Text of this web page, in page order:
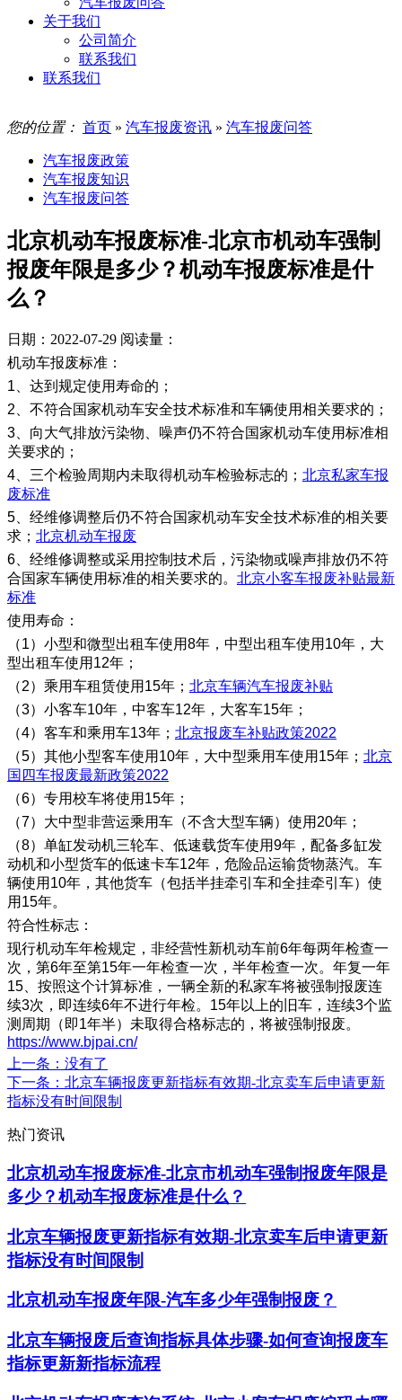
关于我们
公司简介
联系我们
联系我们
您的位置： 首页 » 汽车报废资讯 » 汽车报废问答
汽车报废政策
汽车报废知识
汽车报废问答
北京机动车报废标准-北京市机动车强制
报废年限是多少？机动车报废标准是什
么？
日期：2022-07-29 阅读量：
机动车报废标准：
1、达到规定使用寿命的；
2、不符合国家机动车安全技术标准和车辆使用相关要求的；
3、向大气排放污染物、噪声仍不符合国家机动车使用标准相
关要求的；
4、三个检验周期内未取得机动车检验标志的； 北京私家车报
废标准
5、经维修调整后仍不符合国家机动车安全技术标准的相关要
求； 北京机动车报废
6、经维修调整或采用控制技术后，污染物或噪声排放仍不符
合国家车辆使用标准的相关要求的。 北京小客车报废补贴最新
标准
使用寿命：
（1）小型和微型出租车使用8年，中型出租车使用10年，大
型出租车使用12年；
（2）乘用车租赁使用15年； 北京车辆汽车报废补贴
（3）小客车10年，中客车12年，大客车15年；
（4）客车和乘用车13年； 北京报废车补贴政策2022
（5）其他小型客车使用10年，大中型乘用车使用15年； 北京
国四车报废最新政策2022
（6）专用校车将使用15年；
（7）大中型非营运乘用车（不含大型车辆）使用20年；
（8）单缸发动机三轮车、低速载货车使用9年，配备多缸发
动机和小型货车的低速卡车12年，危险品运输货物蒸汽。车
辆使用10年，其他货车（包括半挂牵引车和全挂牵引车）使
用15年。
符合性标志：
现行机动车年检规定，非经营性新机动车前6年每两年检查一
次，第6年至第15年一年检查一次，半年检查一次。年复一年
15、按照这个计算标准，一辆全新的私家车将被强制报废连
续3次，即连续6年不进行年检。15年以上的旧车，连续3个监
测周期（即1年半）未取得合格标志的，将被强制报废。
https://www.bjpai.cn/
上一条 ：没有了
下一条 ：北京车辆报废更新指标有效期-北京卖车后申请更新
指标没有时间限制
热门资讯
北京机动车报废标准-北京市机动车强制报废年限是
多少？机动车报废标准是什么？
北京车辆报废更新指标有效期-北京卖车后申请更新
指标没有时间限制
北京机动车报废年限-汽车多少年强制报废？
北京车辆报废后查询指标具体步骤-如何查询报废车
指标更新新指标流程